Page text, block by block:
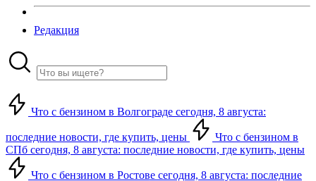
Редакция
Что с бензином в Волгограде сегодня, 8 августа:
последние новости, где купить, цены
Что с бензином в
СПб сегодня, 8 августа: последние новости, где купить, цены
Что с бензином в Ростове сегодня, 8 августа: последние